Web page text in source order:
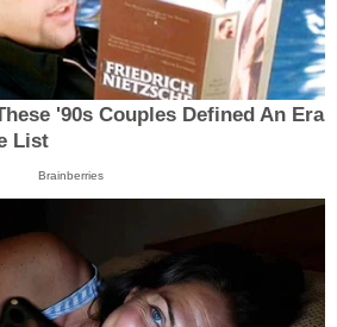
'90s Couples Defined An Era
List
Brainberries